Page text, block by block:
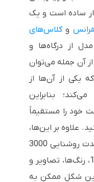
ساده است و یک
وکلاس‌های
از درگاه‌ها و
آن جمله می‌توان
یکی از آن‌ها از
بنابراین
خود را مستقیماً
علاوه بر این‌ها،
با شدت روشنایی 3000
10000:1، رنگ‌ها، تصاویر و
شکل ممکن به